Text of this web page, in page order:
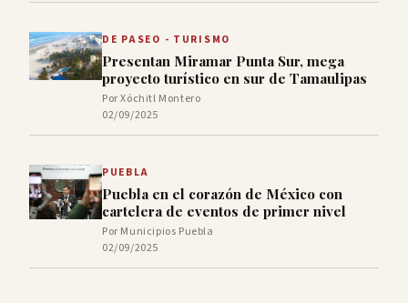
DE PASEO - TURISMO
Presentan Miramar Punta Sur, mega
proyecto turístico en sur de Tamaulipas
Por Xóchitl Montero
02/09/2025
PUEBLA
Puebla en el corazón de México con
cartelera de eventos de primer nivel
Por Municipios Puebla
02/09/2025